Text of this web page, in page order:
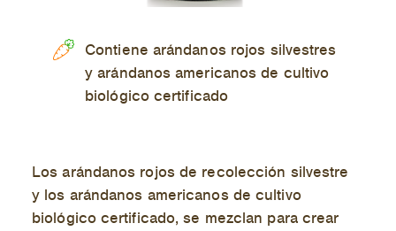
Contiene arándanos rojos silvestres
y arándanos americanos de cultivo
biológico certificado
Los arándanos rojos de recolección silvestre
y los arándanos americanos de cultivo
biológico certificado, se mezclan para crear